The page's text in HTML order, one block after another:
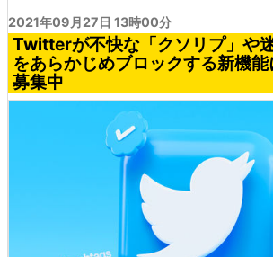
2021年09月27日 13時00分
Twitterが不快な「クソリプ」や
をあらかじめブロックする新機
募集中